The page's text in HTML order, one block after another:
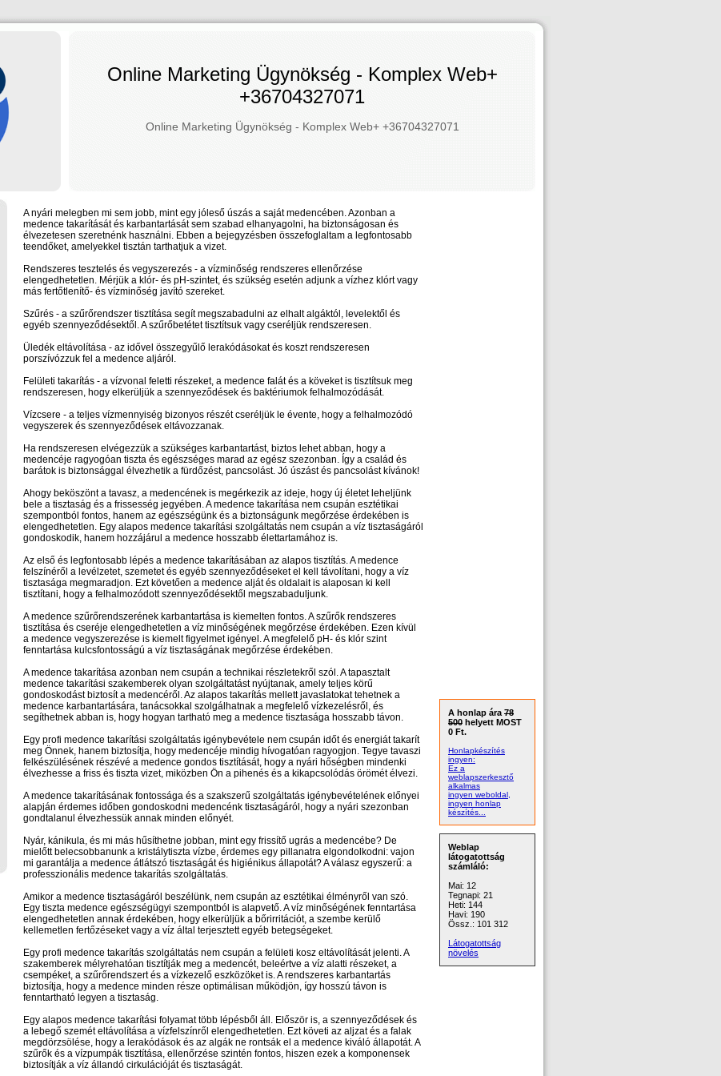
Online Marketing Ügynökség - Komplex Web+
+36704327071
Online Marketing Ügynökség - Komplex Web+ +36704327071
A nyári melegben mi sem jobb, mint egy jóleső úszás a saját medencében. Azonban a
medence takarítását és karbantartását sem szabad elhanyagolni, ha biztonságosan és
élvezetesen szeretnénk használni. Ebben a bejegyzésben összefoglaltam a legfontosabb
teendőket, amelyekkel tisztán tarthatjuk a vizet.
Rendszeres tesztelés és vegyszerezés - a vízminőség rendszeres ellenőrzése
elengedhetetlen. Mérjük a klór- és pH-szintet, és szükség esetén adjunk a vízhez klórt vagy
más fertőtlenítő- és vízminőség javító szereket.
Szűrés - a szűrőrendszer tisztítása segít megszabadulni az elhalt algáktól, levelektől és
egyéb szennyeződésektől. A szűrőbetétet tisztítsuk vagy cseréljük rendszeresen.
Üledék eltávolítása - az idővel összegyűlő lerakódásokat és koszt rendszeresen
porszívózzuk fel a medence aljáról.
Felületi takarítás - a vízvonal feletti részeket, a medence falát és a köveket is tisztítsuk meg
rendszeresen, hogy elkerüljük a szennyeződések és baktériumok felhalmozódását.
Vízcsere - a teljes vízmennyiség bizonyos részét cseréljük le évente, hogy a felhalmozódó
vegyszerek és szennyeződések eltávozzanak.
Ha rendszeresen elvégezzük a szükséges karbantartást, biztos lehet abban, hogy a
medencéje ragyogóan tiszta és egészséges marad az egész szezonban. Így a család és
barátok is biztonsággal élvezhetik a fürdőzést, pancsolást. Jó úszást és pancsolást kívánok!
Ahogy beköszönt a tavasz, a medencének is megérkezik az ideje, hogy új életet leheljünk
bele a tisztaság és a frissesség jegyében. A medence takarítása nem csupán esztétikai
szempontból fontos, hanem az egészségünk és a biztonságunk megőrzése érdekében is
elengedhetetlen. Egy alapos medence takarítási szolgáltatás nem csupán a víz tisztaságáról
gondoskodik, hanem hozzájárul a medence hosszabb élettartamához is.
Az első és legfontosabb lépés a medence takarításában az alapos tisztítás. A medence
felszínéről a levélzetet, szemetet és egyéb szennyeződéseket el kell távolítani, hogy a víz
tisztasága megmaradjon. Ezt követően a medence alját és oldalait is alaposan ki kell
tisztítani, hogy a felhalmozódott szennyeződésektől megszabaduljunk.
A medence szűrőrendszerének karbantartása is kiemelten fontos. A szűrők rendszeres
tisztítása és cseréje elengedhetetlen a víz minőségének megőrzése érdekében. Ezen kívül
a medence vegyszerezése is kiemelt figyelmet igényel. A megfelelő pH- és klór szint
fenntartása kulcsfontosságú a víz tisztaságának megőrzése érdekében.
A medence takarítása azonban nem csupán a technikai részletekről szól. A tapasztalt
medence takarítási szakemberek olyan szolgáltatást nyújtanak, amely teljes körű
gondoskodást biztosít a medencéről. Az alapos takarítás mellett javaslatokat tehetnek a
medence karbantartására, tanácsokkal szolgálhatnak a megfelelő vízkezelésről, és
segíthetnek abban is, hogy hogyan tartható meg a medence tisztasága hosszabb távon.
Egy profi medence takarítási szolgáltatás igénybevétele nem csupán időt és energiát takarít
meg Önnek, hanem biztosítja, hogy medencéje mindig hívogatóan ragyogjon. Tegye tavaszi
felkészülésének részévé a medence gondos tisztítását, hogy a nyári hőségben mindenki
élvezhesse a friss és tiszta vizet, miközben Ön a pihenés és a kikapcsolódás örömét élvezi.
A medence takarításának fontossága és a szakszerű szolgáltatás igénybevételének előnyei
alapján érdemes időben gondoskodni medencénk tisztaságáról, hogy a nyári szezonban
gondtalanul élvezhessük annak minden előnyét.
Nyár, kánikula, és mi más hűsíthetne jobban, mint egy frissítő ugrás a medencébe? De
mielőtt belecsobbanunk a kristálytiszta vízbe, érdemes egy pillanatra elgondolkodni: vajon
mi garantálja a medence átlátszó tisztaságát és higiénikus állapotát? A válasz egyszerű: a
professzionális medence takarítás szolgáltatás.
Amikor a medence tisztaságáról beszélünk, nem csupán az esztétikai élményről van szó.
Egy tiszta medence egészségügyi szempontból is alapvető. A víz minőségének fenntartása
elengedhetetlen annak érdekében, hogy elkerüljük a bőrirritációt, a szembe kerülő
kellemetlen fertőzéseket vagy a víz által terjesztett egyéb betegségeket.
Egy profi medence takarítás szolgáltatás nem csupán a felületi kosz eltávolítását jelenti. A
szakemberek mélyrehatóan tisztítják meg a medencét, beleértve a víz alatti részeket, a
csempéket, a szűrőrendszert és a vízkezelő eszközöket is. A rendszeres karbantartás
biztosítja, hogy a medence minden része optimálisan működjön, így hosszú távon is
fenntartható legyen a tisztaság.
Egy alapos medence takarítási folyamat több lépésből áll. Először is, a szennyeződések és
a lebegő szemét eltávolítása a vízfelszínről elengedhetetlen. Ezt követi az aljzat és a falak
megdörzsölése, hogy a lerakódások és az algák ne rontsák el a medence kiváló állapotát. A
szűrők és a vízpumpák tisztítása, ellenőrzése szintén fontos, hiszen ezek a komponensek
biztosítják a víz állandó cirkulációját és tisztaságát.
A honlap ára 78
500 helyett MOST
0 Ft.
Honlapkészítés
ingyen:
Ez a
weblapszerkesztő
alkalmas
ingyen weboldal,
ingyen honlap
készítés...
Weblap
látogatottság
számláló:
Mai: 12
Tegnapi: 21
Heti: 144
Havi: 190
Össz.: 101 312
Látogatottság
növelés